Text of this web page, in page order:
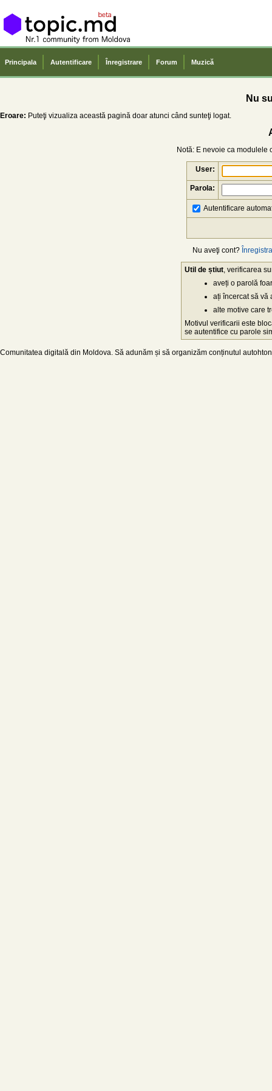
Principala Autentificare Înregistrare Forum Muzică
Nu
Eroare: Puteţi vizualiza această pagină doar atunci când sunteţi logat.
Notă: E nevoie ca modulele
User:
Parola:
Autentificare
Nu aveţi cont?
Util de știut , verificarea
aveți o parolă
ați încercat să vă
alte motive care
Motivul verificarii este
se autentifice cu parole
Comunitatea digitală din Moldova. Să adunăm și să organizăm conținutul